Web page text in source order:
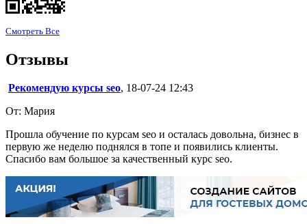
Смотреть Все
Отзывы
Рекомендую курсы seo, 18-07-24 12:43
От: Мария
Прошла обучение по курсам seo и осталась довольна, бизнес в
первую же неделю поднялся в топе и появились клиенты.
Спасибо вам большое за качественный курс seo.